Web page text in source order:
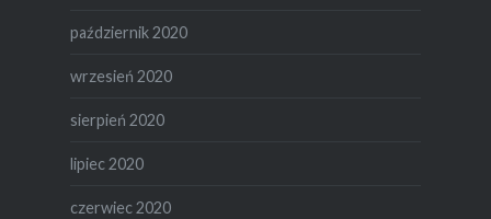
październik 2020
wrzesień 2020
sierpień 2020
lipiec 2020
czerwiec 2020